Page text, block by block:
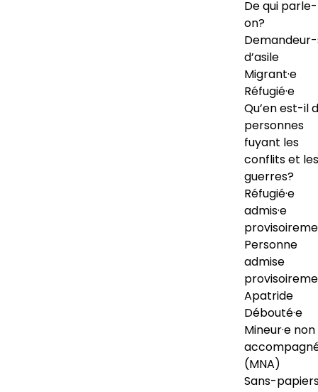
De qui
on?
d’asile
Migrant·e
Réfugié·e
Qu’en est-il
personnes
fuyant les
conflits et les
guerres?
Réfugié·e
admis·e
Personne
admise
Apatride
Débouté·e
Mineur·e non
(MNA)
Sans-